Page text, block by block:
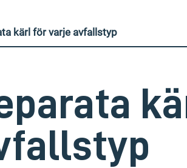
kärl för varje avfallstyp